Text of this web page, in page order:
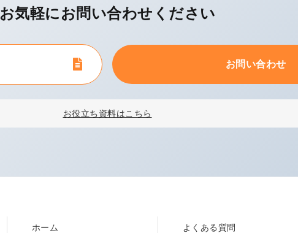
お気軽にお問い合わせください
お問い合わせ
お役立ち資料はこちら
ホーム よくある質問